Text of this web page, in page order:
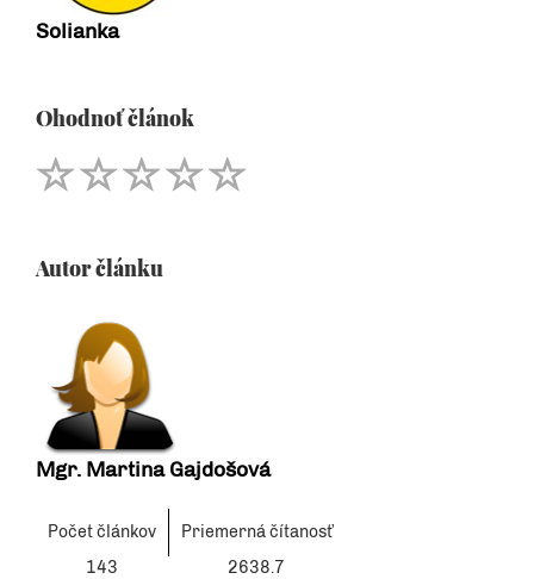
Solianka
Ohodnoť článok
Autor článku
Mgr. Martina Gajdošová
Počet článkov
Priemerná čítanosť
143
2638.7